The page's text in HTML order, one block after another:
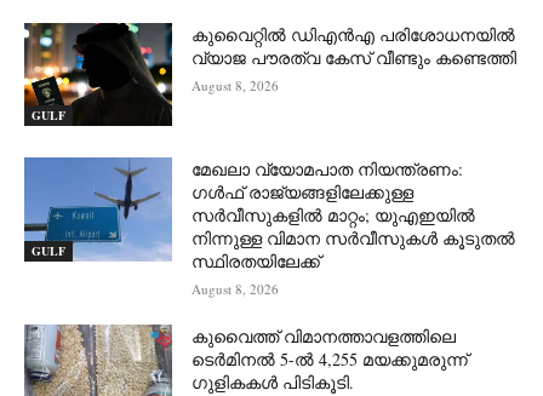
GULF
കുവൈറ്റിൽ ഡിഎൻഎ പരിശോധനയിൽ
വ്യാജ പൗരത്വ കേസ് വീണ്ടും കണ്ടെത്തി
August 8, 2026
GULF
മേഖലാ വ്യോമപാത നിയന്ത്രണം:
ഗൾഫ് രാജ്യങ്ങളിലേക്കുള്ള
സർവീസുകളിൽ മാറ്റം; യുഎഇയിൽ
നിന്നുള്ള വിമാന സർവീസുകൾ കൂടുതൽ
സ്ഥിരതയിലേക്ക്
August 8, 2026
കുവൈത്ത് വിമാനത്താവളത്തിലെ
ടെർമിനൽ 5-ൽ 4,255 മയക്കുമരുന്ന്
ഗുളികകൾ പിടികൂടി.